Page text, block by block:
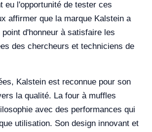
eu l'opportunité de tester ces
affirmer que la marque Kalstein a
d'honneur à satisfaire les
des chercheurs et techniciens de
Kalstein est reconnue pour son
la qualité. La four à muffles
avec des performances qui
utilisation. Son design innovant et